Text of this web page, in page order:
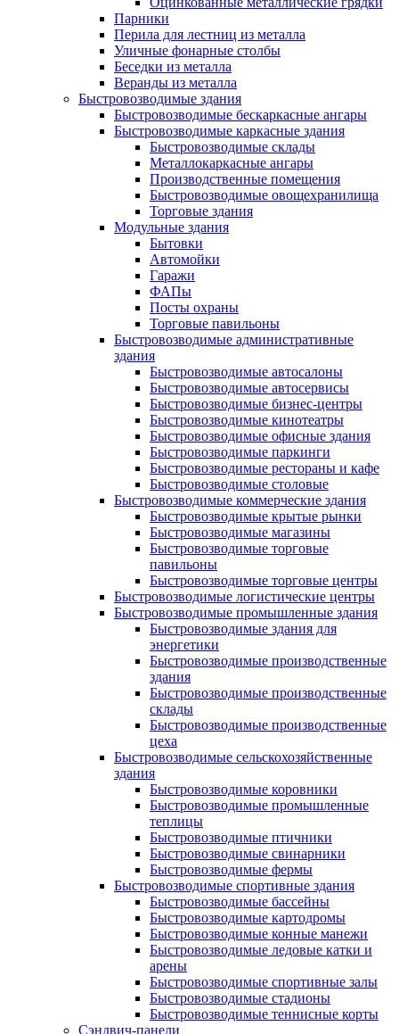
Парники
Перила для лестниц из металла
Уличные фонарные столбы
Беседки из металла
Веранды из металла
Быстровозводимые здания
Быстровозводимые бескаркасные ангары
Быстровозводимые каркасные здания
Быстровозводимые склады
Металлокаркасные ангары
Производственные помещения
Быстровозводимые овощехранилища
Торговые здания
Модульные здания
Бытовки
Автомойки
Гаражи
ФАПы
Посты охраны
Торговые павильоны
Быстровозводимые административные
здания
Быстровозводимые автосалоны
Быстровозводимые автосервисы
Быстровозводимые бизнес-центры
Быстровозводимые кинотеатры
Быстровозводимые офисные здания
Быстровозводимые паркинги
Быстровозводимые рестораны и кафе
Быстровозводимые столовые
Быстровозводимые коммерческие здания
Быстровозводимые крытые рынки
Быстровозводимые магазины
Быстровозводимые торговые
павильоны
Быстровозводимые торговые центры
Быстровозводимые логистические центры
Быстровозводимые промышленные здания
Быстровозводимые здания для
энергетики
Быстровозводимые производственные
здания
Быстровозводимые производственные
склады
Быстровозводимые производственные
цеха
Быстровозводимые сельскохозяйственные
здания
Быстровозводимые коровники
Быстровозводимые промышленные
теплицы
Быстровозводимые птичники
Быстровозводимые свинарники
Быстровозводимые фермы
Быстровозводимые спортивные здания
Быстровозводимые бассейны
Быстровозводимые картодромы
Быстровозводимые конные манежи
Быстровозводимые ледовые катки и
арены
Быстровозводимые спортивные залы
Быстровозводимые стадионы
Быстровозводимые теннисные корты
Сэндвич-панели